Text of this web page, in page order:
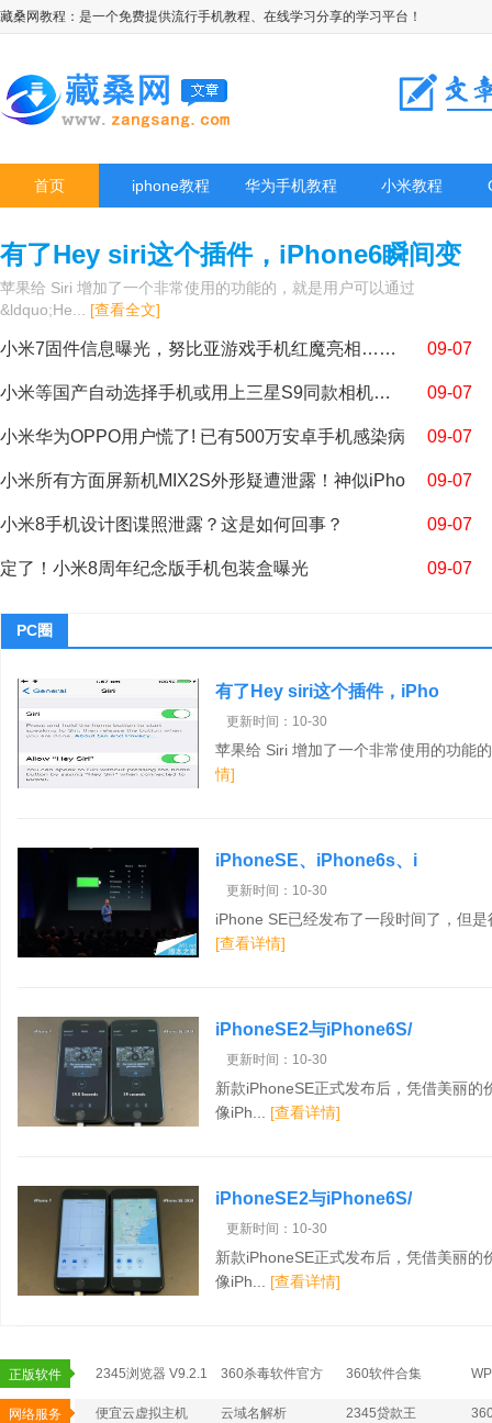
藏桑网教程：是一个免费提供流行手机教程、在线学习分享的学习平台！
首页 iphone教程 华为手机教程 小米教程
有了Hey siri这个插件，iPhone6瞬间变
身Moto X
苹果给 Siri 增加了一个非常使用的功能的，就是用户可以通过
&ldquo;He... [查看全文]
09-07
小米7固件信息曝光，努比亚游戏手机红魔亮相……
09-07
小米等国产自动选择手机或用上三星S9同款相机传感器
09-07
小米华为OPPO用户慌了! 已有500万安卓手机感染病
09-07
小米所有方面屏新机MIX2S外形疑遭泄露！神似iPho
09-07
小米8手机设计图谍照泄露？这是如何回事？
09-07
定了！小米8周年纪念版手机包装盒曝光
PC圈
有了Hey siri这个插件，iPho
更新时间：10-30
苹果给 Siri 增加了一个非常使用的功能
情]
iPhoneSE、iPhone6s、i
更新时间：10-30
iPhone SE已经发布了一段时间了，但
[查看详情]
iPhoneSE2与iPhone6S/
更新时间：10-30
新款iPhoneSE正式发布后，凭借美丽
像iPh... [查看详情]
iPhoneSE2与iPhone6S/
更新时间：10-30
新款iPhoneSE正式发布后，凭借美丽
像iPh... [查看详情]
正版软件
2345浏览器 V9.2.1
360杀毒软件官方
360软件合集
网络服务 便宜云虚拟主机 云域名解析 2345贷款王